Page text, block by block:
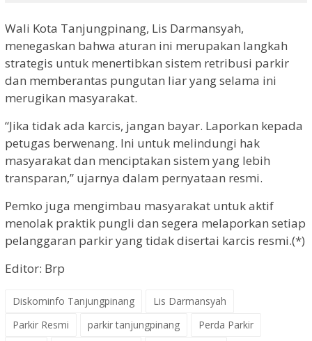
Wali Kota Tanjungpinang, Lis Darmansyah,
menegaskan bahwa aturan ini merupakan langkah
strategis untuk menertibkan sistem retribusi parkir
dan memberantas pungutan liar yang selama ini
merugikan masyarakat.
“Jika tidak ada karcis, jangan bayar. Laporkan kepada
petugas berwenang. Ini untuk melindungi hak
masyarakat dan menciptakan sistem yang lebih
transparan,” ujarnya dalam pernyataan resmi.
Pemko juga mengimbau masyarakat untuk aktif
menolak praktik pungli dan segera melaporkan setiap
pelanggaran parkir yang tidak disertai karcis resmi.(*)
Editor: Brp
Diskominfo Tanjungpinang
Lis Darmansyah
Parkir Resmi
parkir tanjungpinang Perda Parkir